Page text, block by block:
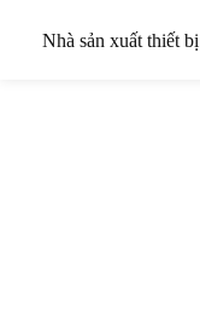
Nhà sản xuất thiết